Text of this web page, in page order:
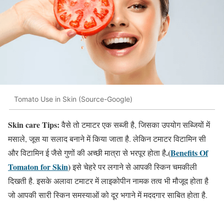
Tomato Use in Skin (Source-Google)
Skin care Tips:वैसे तो टमाटर एक सब्जी है, जिसका उपयोग सब्जियों में
मसाले, जूस या सलाद बनाने में किया जाता है. लेकिन टमाटर विटामिन सी
और विटामिन ई जैसे गुणों की अच्छी मात्रा से भरपूर होता है.(Benefits Of
Tomaton for Skin)इसे चेहरे पर लगाने से आपकी स्किन चमकीली
दिखती है. इसके अलावा टमाटर में लाइकोपीन नामक तत्व भी मौजूद होता है
जो आपकी सारी स्किन समस्याओं को दूर भगाने में मददगार साबित होता है.